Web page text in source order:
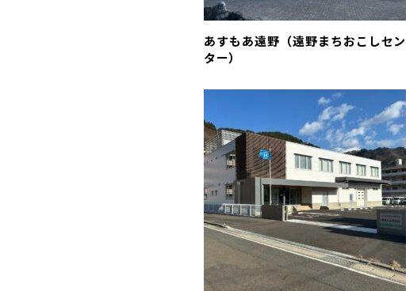
あすもあ遠野（遠野まちおこしセン
ター）